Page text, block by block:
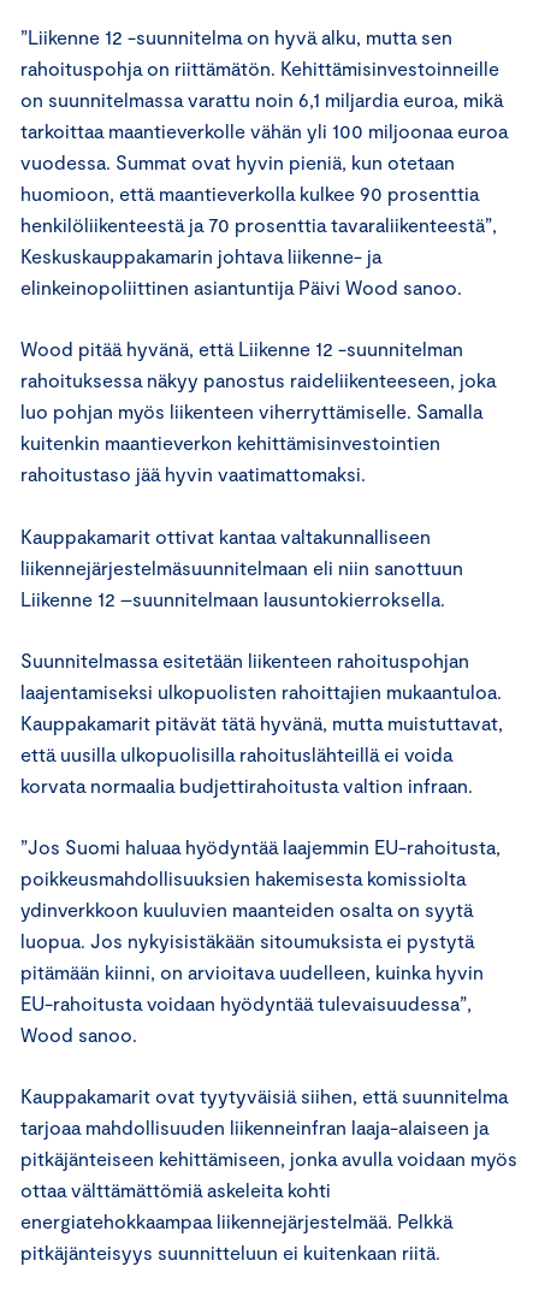
”Liikenne 12 -suunnitelma on hyvä alku, mutta sen
rahoituspohja on riittämätön. Kehittämisinvestoinneille
on suunnitelmassa varattu noin 6,1 miljardia euroa, mikä
tarkoittaa maantieverkolle vähän yli 100 miljoonaa euroa
vuodessa. Summat ovat hyvin pieniä, kun otetaan
huomioon, että maantieverkolla kulkee 90 prosenttia
henkilöliikenteestä ja 70 prosenttia tavaraliikenteestä”,
Keskuskauppakamarin johtava liikenne- ja
elinkeinopoliittinen asiantuntija Päivi Wood sanoo.
Wood pitää hyvänä, että Liikenne 12 -suunnitelman
rahoituksessa näkyy panostus raideliikenteeseen, joka
luo pohjan myös liikenteen viherryttämiselle. Samalla
kuitenkin maantieverkon kehittämisinvestointien
rahoitustaso jää hyvin vaatimattomaksi.
Kauppakamarit ottivat kantaa valtakunnalliseen
liikennejärjestelmäsuunnitelmaan eli niin sanottuun
Liikenne 12 –suunnitelmaan lausuntokierroksella.
Suunnitelmassa esitetään liikenteen rahoituspohjan
laajentamiseksi ulkopuolisten rahoittajien mukaantuloa.
Kauppakamarit pitävät tätä hyvänä, mutta muistuttavat,
että uusilla ulkopuolisilla rahoituslähteillä ei voida
korvata normaalia budjettirahoitusta valtion infraan.
”Jos Suomi haluaa hyödyntää laajemmin EU-rahoitusta,
poikkeusmahdollisuuksien hakemisesta komissiolta
ydinverkkoon kuuluvien maanteiden osalta on syytä
luopua. Jos nykyisistäkään sitoumuksista ei pystytä
pitämään kiinni, on arvioitava uudelleen, kuinka hyvin
EU-rahoitusta voidaan hyödyntää tulevaisuudessa”,
Wood sanoo.
Kauppakamarit ovat tyytyväisiä siihen, että suunnitelma
tarjoaa mahdollisuuden liikenneinfran laaja-alaiseen ja
pitkäjänteiseen kehittämiseen, jonka avulla voidaan myös
ottaa välttämättömiä askeleita kohti
energiatehokkaampaa liikennejärjestelmää. Pelkkä
pitkäjänteisyys suunnitteluun ei kuitenkaan riitä.